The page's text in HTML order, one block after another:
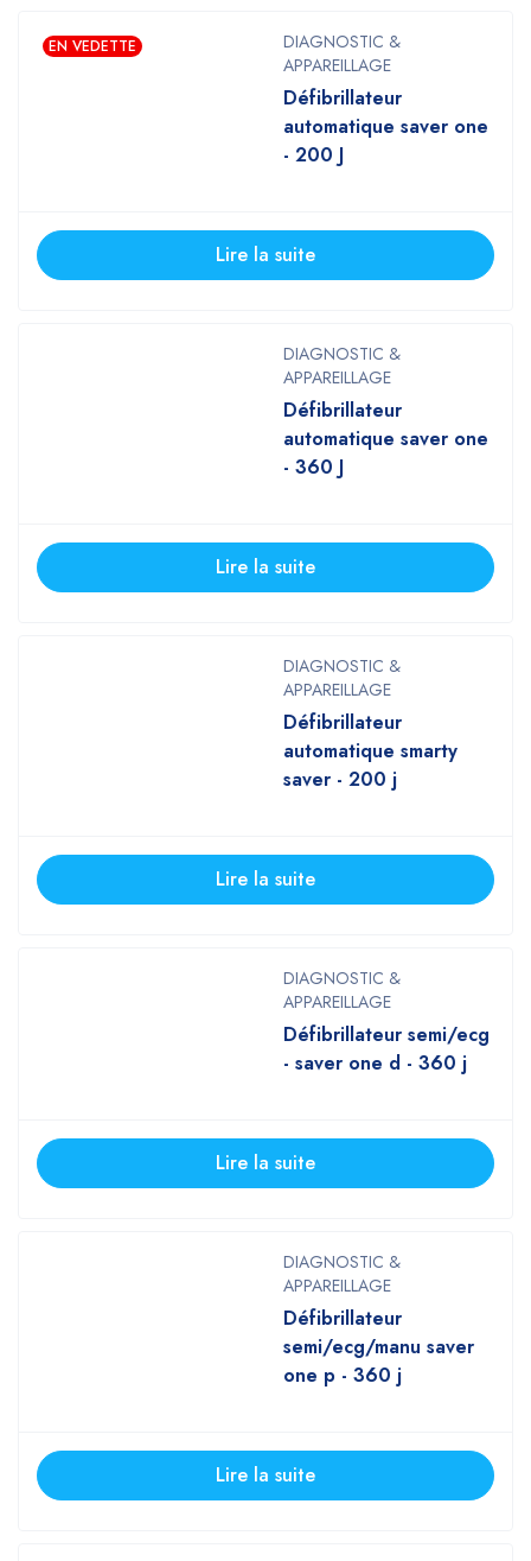
EN VEDETTE
DIAGNOSTIC &
APPAREILLAGE
Défibrillateur
automatique saver one
- 200 J
Lire la suite
DIAGNOSTIC &
APPAREILLAGE
Défibrillateur
automatique saver one
- 360 J
Lire la suite
DIAGNOSTIC &
APPAREILLAGE
Défibrillateur
automatique smarty
saver - 200 j
Lire la suite
DIAGNOSTIC &
APPAREILLAGE
Défibrillateur semi/ecg
- saver one d - 360 j
Lire la suite
DIAGNOSTIC &
APPAREILLAGE
Défibrillateur
semi/ecg/manu saver
one p - 360 j
Lire la suite